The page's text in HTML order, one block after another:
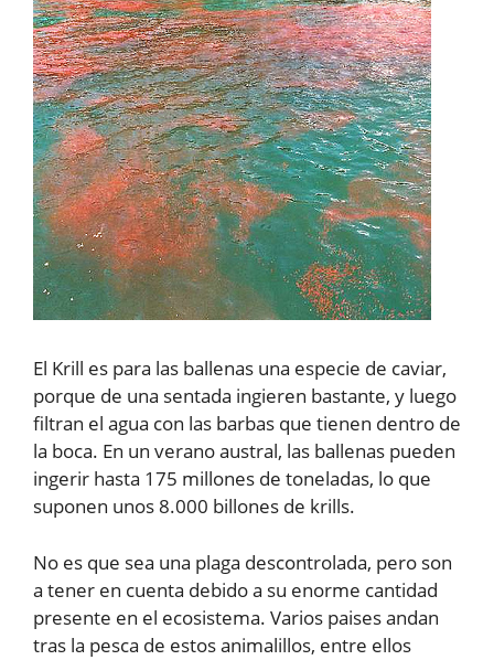
El Krill es para las ballenas una especie de caviar,
porque de una sentada ingieren bastante, y luego
filtran el agua con las barbas que tienen dentro de
la boca. En un verano austral, las ballenas pueden
ingerir hasta 175 millones de toneladas, lo que
suponen unos 8.000 billones de krills.
No es que sea una plaga descontrolada, pero son
a tener en cuenta debido a su enorme cantidad
presente en el ecosistema. Varios paises andan
tras la pesca de estos animalillos, entre ellos